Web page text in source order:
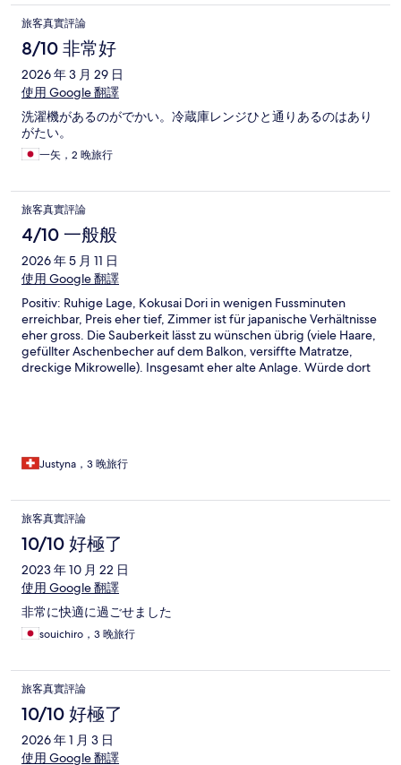
旅客真實評論
8/10 非常好
2026 年 3 月 29 日
使用 Google 翻譯
洗濯機があるのがでかい。冷蔵庫レンジひと通りあるのはあり
がたい。
一矢，2 晚旅行
旅客真實評論
4/10 一般般
2026 年 5 月 11 日
使用 Google 翻譯
Positiv: Ruhige Lage, Kokusai Dori in wenigen Fussminuten
erreichbar, Preis eher tief, Zimmer ist für japanische Verhältnisse
eher gross. Die Sauberkeit lässt zu wünschen übrig (viele Haare,
gefüllter Aschenbecher auf dem Balkon, versiffte Matratze,
dreckige Mikrowelle). Insgesamt eher alte Anlage. Würde dort
Justyna，3 晚旅行
旅客真實評論
10/10 好極了
2023 年 10 月 22 日
使用 Google 翻譯
非常に快適に過ごせました
souichiro，3 晚旅行
旅客真實評論
10/10 好極了
2026 年 1 月 3 日
使用 Google 翻譯